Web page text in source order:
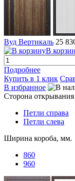
Вуд Вертикаль 25
В
Подробнее
Купить в 1 клик
В избранное
Сторона открывания
Петли справа
Петли слева
Ширина короба, мм.
860
960